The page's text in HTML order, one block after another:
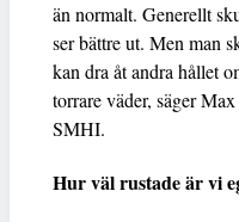
än normalt. Generellt
ser bättre ut. Men man
kan dra åt andra hållet
torrare väder, säger
SMHI.
Hur väl rustade är vi